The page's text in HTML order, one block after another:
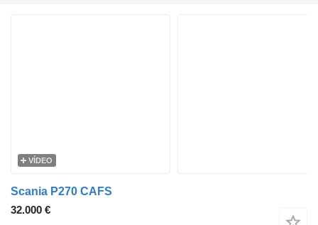
VÍDEO
Scania P270 CAFS
32.000 €